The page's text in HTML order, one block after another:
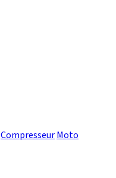
CompresseurMoto